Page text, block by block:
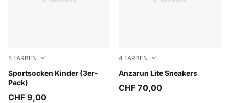
5 FARBEN
Sportsocken Kinder (3er-
Pack)
black
CHF 9,00
4 FARBEN
Anzarun Lite Sneakers
PUMA White-PUMA White
CHF 70,00